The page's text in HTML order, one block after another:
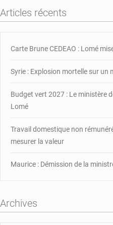
appels
au
chaque
Articles récents
Carte Brune CEDEAO : Lomé
Syrie : Explosion mortelle sur
Budget vert 2027 : Le ministère
Lomé
Travail domestique non
mesurer la valeur
Maurice : Démission de la
Archives